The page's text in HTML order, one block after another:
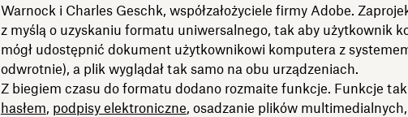
Warnock i Charles Geschk, współzałożyciele firmy Adobe.
z myślą o uzyskaniu formatu uniwersalnego, tak aby użytkownik
mógł udostępnić dokument użytkownikowi komputera z
odwrotnie), a plik wyglądał tak samo na obu urządzeniach.
Z biegiem czasu do formatu dodano rozmaite funkcje. Funkcje
hasłem, podpisy elektroniczne, osadzanie plików